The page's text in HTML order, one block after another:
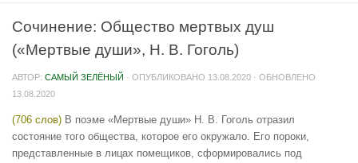
Сочинение: Общество мертвых душ
(«Мертвые души», Н. В. Гоголь)
АВТОР: САМЫЙ ЗЕЛЁНЫЙ · ОПУБЛИКОВАНО 13.08.2020 · ОБНОВЛЕНО
13.08.2020
(706 слов) В поэме «Мертвые души» Н. В. Гоголь отразил
состояние того общества, которое его окружало. Его пороки,
представленные в лицах помещиков, сформировались под